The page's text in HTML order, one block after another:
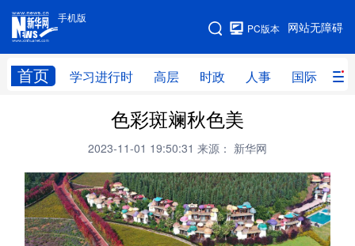
手机版
网站无障碍
PC版本
首页 学习进行时 高层 时政 人事 国际 财
手机版
网站地图
高层 时政
财经 网评
台湾 思客智库 全球连线 教育
科技 科创 量子 体育
色彩斑斓秋色美
2023-11-01 19:50:31 来源： 新华网